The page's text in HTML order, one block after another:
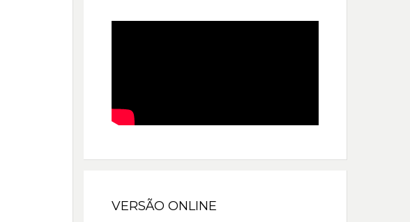
VERSÃO ONLINE